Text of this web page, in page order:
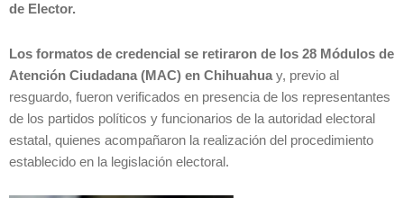
de Elector.
Los formatos de credencial se retiraron de los 28 Módulos de
Atención Ciudadana (MAC) en Chihuahua y, previo al
resguardo, fueron verificados en presencia de los representantes
de los partidos políticos y funcionarios de la autoridad electoral
estatal, quienes acompañaron la realización del procedimiento
establecido en la legislación electoral.